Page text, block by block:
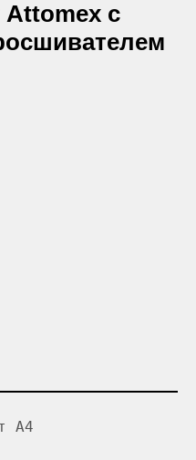
Attomex с
A4